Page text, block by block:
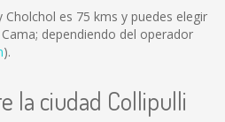
Cholchol es 75 kms y puedes elegir
dependiendo del operador
).
la ciudad Collipulli